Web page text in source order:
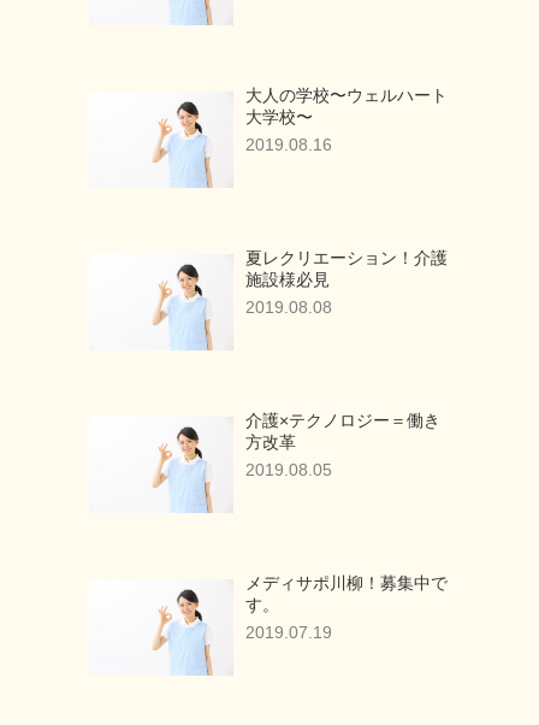
大人の学校〜ウェルハート
大学校〜
2019.08.16
夏レクリエーション！介護
施設様必見
2019.08.08
介護×テクノロジー＝働き
方改革
2019.08.05
メディサポ川柳！募集中で
す。
2019.07.19